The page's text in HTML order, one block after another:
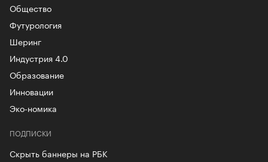
Общество
Футурология
Шеринг
Индустрия 4.0
Образование
Инновации
Эко-номика
ПОДПИСКИ
Скрыть баннеры на РБК